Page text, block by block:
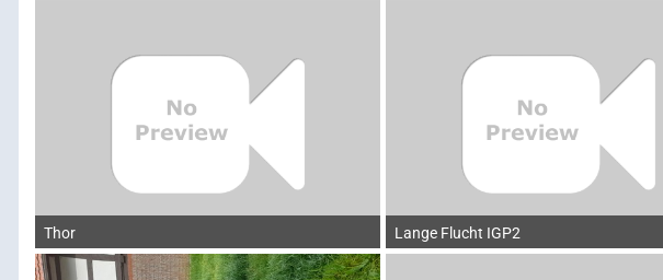
Thor Lange Flucht IGP2